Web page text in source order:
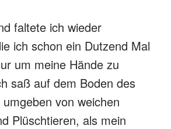
faltete ich wieder
ich schon ein Dutzend Mal
um meine Hände zu
saß auf dem Boden des
von weichen
Plüschtieren, als mein